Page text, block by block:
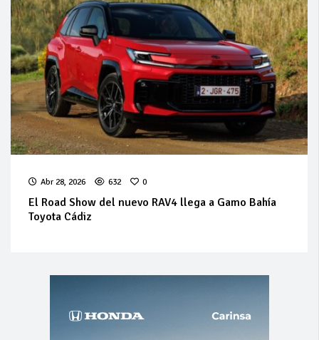
Abr 28, 2026 632 0
El Road Show del nuevo RAV4 llega a Gamo Bahía
Toyota Cádiz